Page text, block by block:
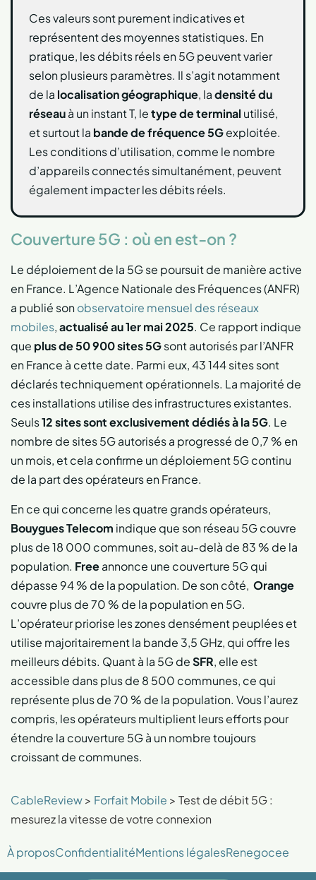
Ces valeurs sont purement indicatives et
représentent des moyennes statistiques. En
pratique, les débits réels en 5G peuvent varier
selon plusieurs paramètres. Il s’agit notamment
de la localisation géographique, ladensité du
réseauà un instant T, letype de terminal utilisé,
et surtout la bande de fréquence 5Gexploitée.
Les conditions d’utilisation, comme le nombre
d’appareils connectés simultanément, peuvent
également impacter les débits réels.
Couverture 5G : où en est-on ?
Le déploiement de la 5G se poursuit de manière active
en France. L’Agence Nationale des Fréquences (ANFR)
a publié sonobservatoire mensuel des réseaux
mobiles,actualisé au 1er mai 2025. Ce rapport indique
que plus de 50 900 sites 5Gsont autorisés par l’ANFR
en France à cette date. Parmi eux, 43 144 sites sont
déclarés techniquement opérationnels. La majorité de
ces installations utilise des infrastructures existantes.
Seuls12 sites sont exclusivement dédiés à la 5G. Le
nombre de sites 5G autorisés a progressé de 0,7 % en
un mois, et cela confirme un déploiement 5G continu
de la part des opérateurs en France.
En ce qui concerne les quatre grands opérateurs,
Bouygues Telecom indique que son réseau 5G couvre
plus de 18 000 communes, soit au-delà de 83 % de la
population. Freeannonce une couverture 5G qui
dépasse 94 % de la population. De son côté, Orange
couvre plus de 70 % de la population en 5G.
L’opérateur priorise les zones densément peuplées et
utilise majoritairement la bande 3,5 GHz, qui offre les
meilleurs débits. Quant à la 5G deSFR, elle est
accessible dans plus de 8 500 communes, ce qui
représente plus de 70 % de la population. Vous l’aurez
compris, les opérateurs multiplient leurs efforts pour
étendre la couverture 5G à un nombre toujours
croissant de communes.
CableReview> Forfait Mobile > Test de débit 5G :
mesurez la vitesse de votre connexion
À proposConfidentialitéMentions légalesRenegocee